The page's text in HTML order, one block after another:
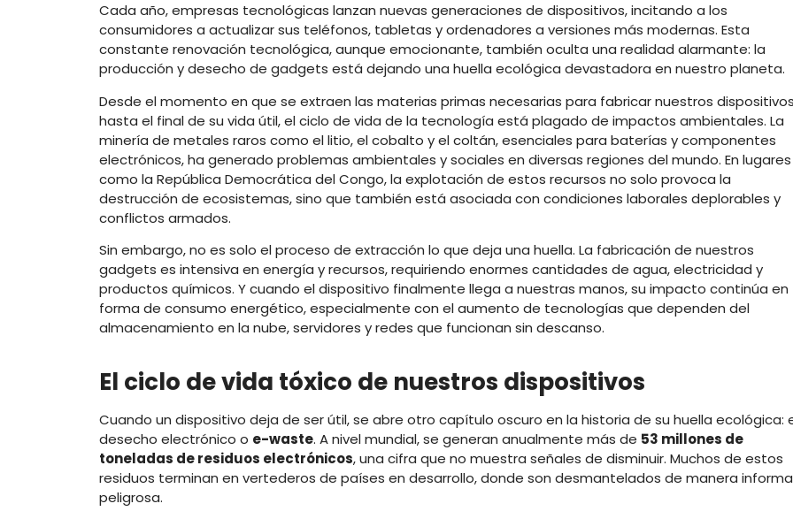
Cada año, empresas tecnológicas lanzan nuevas generaciones de dispositivos, incitando a los
consumidores a actualizar sus teléfonos, tabletas y ordenadores a versiones más modernas. Esta
constante renovación tecnológica, aunque emocionante, también oculta una realidad alarmante: la
producción y desecho de gadgets está dejando una huella ecológica devastadora en nuestro planeta.
Desde el momento en que se extraen las materias primas necesarias para fabricar nuestros
hasta el final de su vida útil, el ciclo de vida de la tecnología está plagado de impactos ambientales. La
minería de metales raros como el litio, el cobalto y el coltán, esenciales para baterías y componentes
electrónicos, ha generado problemas ambientales y sociales en diversas regiones del mundo. En lugares
como la República Democrática del Congo, la explotación de estos recursos no solo provoca la
destrucción de ecosistemas, sino que también está asociada con condiciones laborales deplorables y
conflictos armados.
Sin embargo, no es solo el proceso de extracción lo que deja una huella. La fabricación de nuestros
gadgets es intensiva en energía y recursos, requiriendo enormes cantidades de agua, electricidad y
productos químicos. Y cuando el dispositivo finalmente llega a nuestras manos, su impacto continúa en
forma de consumo energético, especialmente con el aumento de tecnologías que dependen del
almacenamiento en la nube, servidores y redes que funcionan sin descanso.
El ciclo de vida tóxico de nuestros dispositivos
Cuando un dispositivo deja de ser útil, se abre otro capítulo oscuro en la historia de su huella ecológica:
desecho electrónico o e-waste. A nivel mundial, se generan anualmente más de 53 millones de
toneladas de residuos electrónicos, una cifra que no muestra señales de disminuir. Muchos de estos
residuos terminan en vertederos de países en desarrollo, donde son desmantelados de manera
peligrosa.